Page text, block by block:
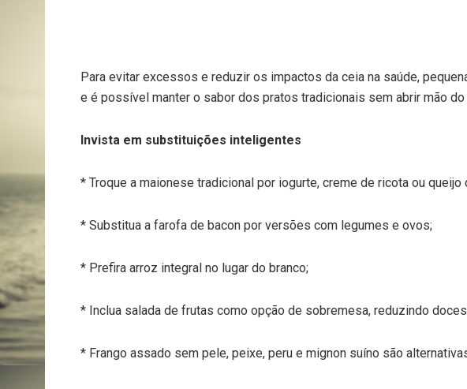
Para evitar excessos e reduzir os impactos da ceia na saúde,
e é possível manter o sabor dos pratos tradicionais sem abrir mão
Invista em substituições inteligentes
* Troque a maionese tradicional por iogurte, creme de ricota ou queijo
* Substitua a farofa de bacon por versões com legumes e ovos;
* Prefira arroz integral no lugar do branco;
* Inclua salada de frutas como opção de sobremesa, reduzindo
* Frango assado sem pele, peixe, peru e mignon suíno são